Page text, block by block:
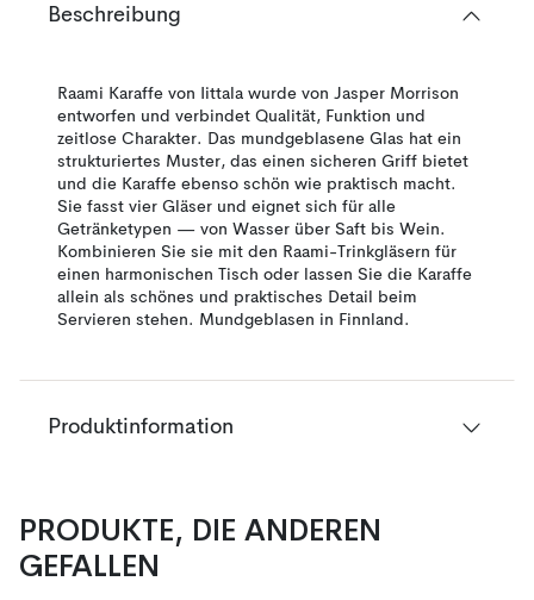
Beschreibung
Raami Karaffe von Iittala wurde von Jasper Morrison
entworfen und verbindet Qualität, Funktion und
zeitlose Charakter. Das mundgeblasene Glas hat ein
strukturiertes Muster, das einen sicheren Griff bietet
und die Karaffe ebenso schön wie praktisch macht.
Sie fasst vier Gläser und eignet sich für alle
Getränketypen — von Wasser über Saft bis Wein.
Kombinieren Sie sie mit den Raami-Trinkgläsern für
einen harmonischen Tisch oder lassen Sie die Karaffe
allein als schönes und praktisches Detail beim
Servieren stehen. Mundgeblasen in Finnland.
Produktinformation
PRODUKTE, DIE ANDEREN
GEFALLEN